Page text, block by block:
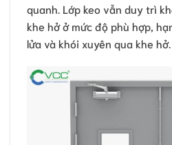
quanh. Lớp keo vẫn duy trì
khe hở ở mức độ phù hợp,
lửa và khói xuyên qua khe hở.